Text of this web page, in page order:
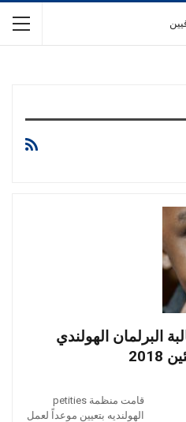
البرلمان الهولندي
قامت منظمة petities
الهولنديه بتعيين موعداً لعمل